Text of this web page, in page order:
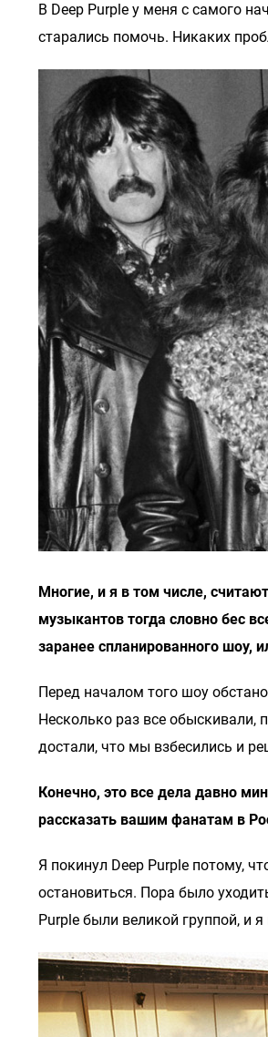
В Deep Purple у меня с самого
старались помочь. Никаких
Многие, и я в том числе,
музыкантов тогда словно бес
заранее спланированного шоу,
Перед началом того шоу
Несколько раз все обыскивали,
достали, что мы взбесились и
Конечно, это все дела давно
рассказать вашим фанатам в
Я покинул Deep Purple потому,
остановиться. Пора было
Purple были великой группой, и